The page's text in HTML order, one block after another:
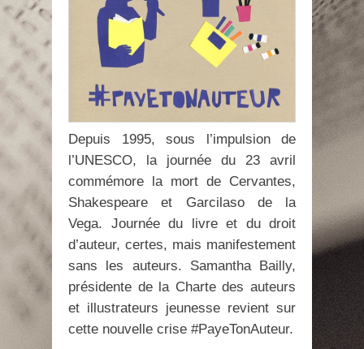
Depuis 1995, sous l’impulsion de
l’UNESCO, la journée du 23 avril
commémore la mort de Cervantes,
Shakespeare et Garcilaso de la
Vega. Journée du livre et du droit
d’auteur, certes, mais manifestement
sans les auteurs. Samantha Bailly,
présidente de la Charte des auteurs
et illustrateurs jeunesse revient sur
cette nouvelle crise #PayeTonAuteur.